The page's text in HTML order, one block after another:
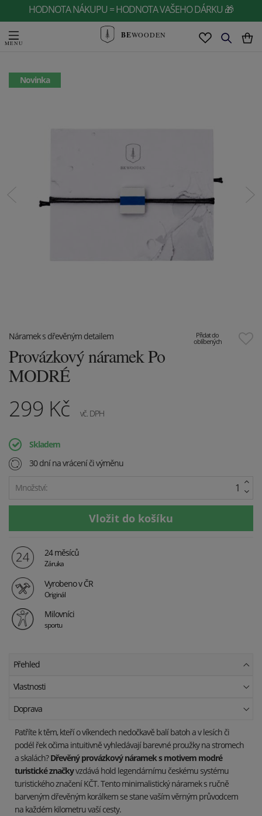
HODNOTA NÁKUPU = HODNOTA VAŠEHO DÁRKU 🎁
BEWOODEN
Novinka
Přidat do
oblíbených
Náramek s dřevěným detailem
Provázkový náramek Po
MODRÉ
299 Kč vč. DPH
Skladem
30 dní na vrácení či výměnu
Množství:
24 měsíců
Záruka
Vyrobeno v ČR
Originál
Milovníci
sportu
Přehled
Vlastnosti
Doprava
Patříte k těm, kteří o víkendech nedočkavě balí batoh a v lesích či
podél řek očima intuitivně vyhledávají barevné proužky na stromech
a skalách?Dřevěný provázkový náramek s motivem modré
turistické značkyvzdává hold legendárnímu českému systému
turistického značení KČT. Tento minimalistický náramek s ručně
barveným dřevěným korálkem se stane vaším věrným průvodcem
na každém kilometru vaší cesty.